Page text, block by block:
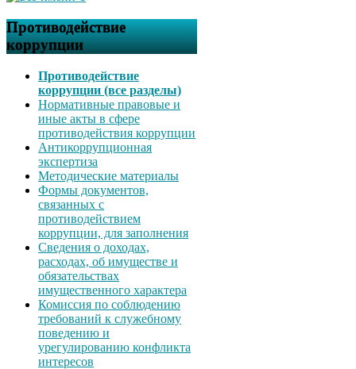
Противодействие
коррупции
Противодействие
коррупции (все разделы)
Нормативные правовые и
иные акты в сфере
противодействия коррупции
Антикоррупционная
экспертиза
Методические материалы
Формы документов,
связанных с
противодействием
коррупции, для заполнения
Сведения о доходах,
расходах, об имуществе и
обязательствах
имущественного характера
Комиссия по соблюдению
требований к служебному
поведению и
урегулированию конфликта
интересов